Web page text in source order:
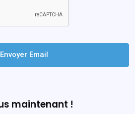
Envoyer Email
maintenant !